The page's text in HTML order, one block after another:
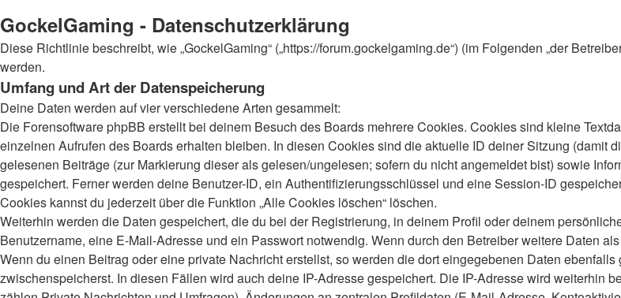
GockelGaming - Datenschutzerklärung
Diese Richtlinie beschreibt, wie „GockelGaming“ („https://forum.gockelgaming.de“) (im Folgenden „der
werden.
Umfang und Art der Datenspeicherung
Deine Daten werden auf vier verschiedene Arten gesammelt:
Die Forensoftware phpBB erstellt bei deinem Besuch des Boards mehrere Cookies. Cookies sind kleine
einzelnen Aufrufen des Boards erhalten bleiben. In diesen Cookies sind die aktuelle ID deiner Sitzung (damit
gelesenen Beiträge (zur Markierung dieser als gelesen/ungelesen; sofern du nicht angemeldet bist) sowie
gespeichert. Ferner werden deine Benutzer-ID, ein Authentifizierungsschlüssel und eine Session-ID
Cookies kannst du jederzeit über die Funktion „Alle Cookies löschen“ löschen.
Weiterhin werden die Daten gespeichert, die du bei der Registrierung, in deinem Profil oder deinem
Benutzername, eine E-Mail-Adresse und ein Passwort notwendig. Wenn durch den Betreiber weitere Daten
Wenn du einen Beitrag oder eine private Nachricht erstellst, so werden die dort eingegebenen Daten
zwischenspeicherst. In diesen Fällen wird auch deine IP-Adresse gespeichert. Die IP-Adresse wird weiterhin